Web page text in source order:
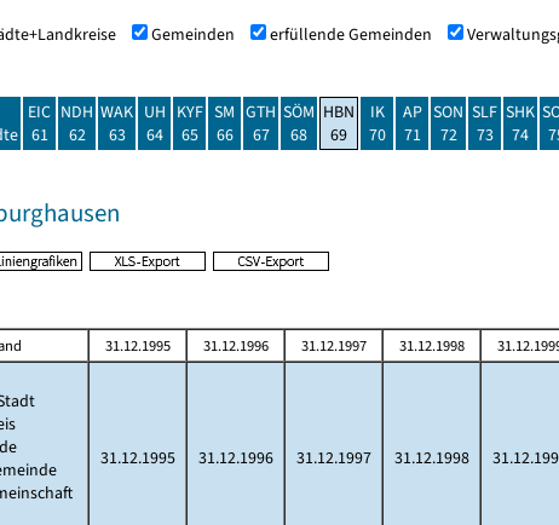
Gemeinden erfüllende Gemeinden
EIC
61
NDH
62
WAK
63
UH
64
KYF
65
SM
66
GTH
67
SÖM
68
HBN
69
IK
70
AP
71
SON
72
SLF
73
SHK
74
31.12.1995 31.12.1996 31.12.1997 31.12.1998
31.12.1995 31.12.1996 31.12.1997 31.12.1998